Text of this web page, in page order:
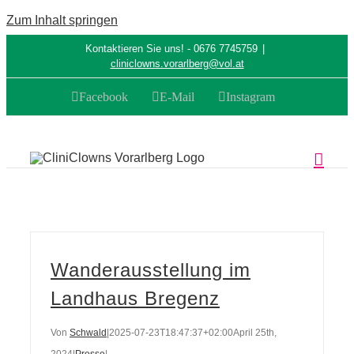
Zum Inhalt springen
Kontaktieren Sie uns! - 0676 7745759
cliniclowns.vorarlberg@vol.at
Facebook E-Mail Instagram
Wanderausstellung im
Landhaus Bregenz
Von Schwald|2025-07-23T18:47:37+02:00April 25th,